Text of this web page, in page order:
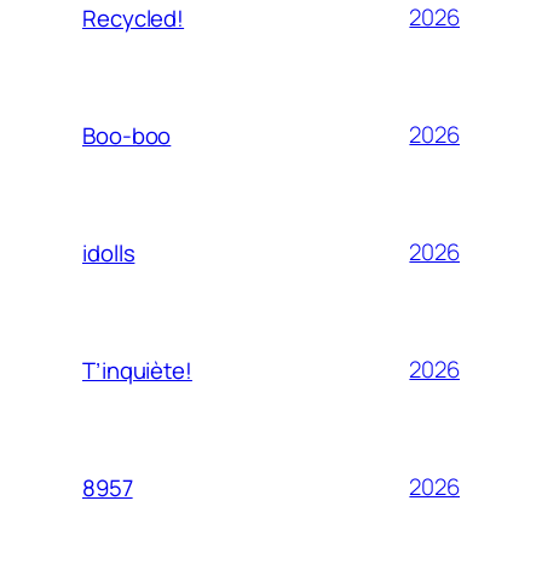
Recycled! 2026
Boo-boo 2026
idolls 2026
T’inquiète! 2026
8957 2026